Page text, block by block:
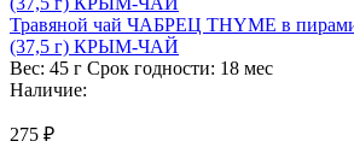
Травяной чай ЧАБРЕЦ THYME в
(37,5 г) КРЫМ-ЧАЙ
Вес: 45 г Срок годности: 18 мес
Наличие:
275 ₽